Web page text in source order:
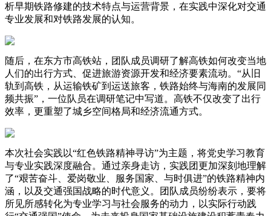
析早期铁路修建的技术特点与运营背景，在实践中深化对交通
专业发展和对铁路发展的认知。
随后，在东方市高铁站，团队成员调研了解高铁如何改变当地
人们的出行方式、促进旅游资源开发和经济要素流动。“从旧
轨到高铁，从运输铁矿到运送旅客，铁路始终与海南的发展同
频共振”，一位队员在调研笔记中写道。高铁不仅改变了出行
效率，更重塑了城乡空间格局和经济流通方式。
本次社会实践以“红色铁路精神寻访”为主题，将党史学习教育
与专业实践深度融合。通过亲身走访，实践团更加深刻地理解
了“艰苦奋斗、爱岗敬业、服务国家、与时俱进”的铁路精神内
涵，以及交通强国战略的时代意义。团队成员纷纷表示，要将
所见所感转化为专业学习与社会服务的动力，以实际行动践